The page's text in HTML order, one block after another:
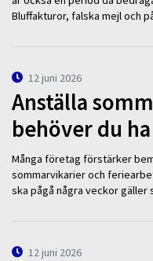
Bluffakturor, falska mejl och
12 juni 2026
Anställa
behöver du
Många företag förstärker
sommarvikarier och
ska pågå några veckor
12 juni 2026